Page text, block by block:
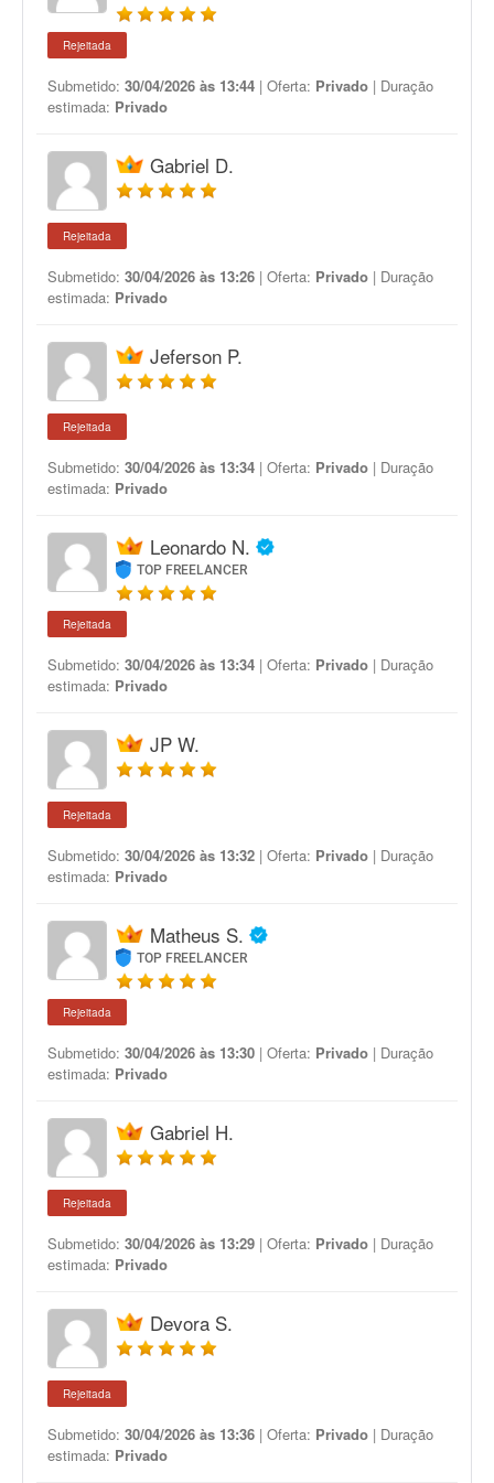
Rejeitada
Submetido: 30/04/2026 às 13:44 | Oferta: Privado | Duração
estimada: Privado
Gabriel D.
Rejeitada
Submetido: 30/04/2026 às 13:26 | Oferta: Privado | Duração
estimada: Privado
Jeferson P.
Rejeitada
Submetido: 30/04/2026 às 13:34 | Oferta: Privado | Duração
estimada: Privado
Leonardo N.
TOP FREELANCER
Rejeitada
Submetido: 30/04/2026 às 13:34 | Oferta: Privado | Duração
estimada: Privado
JP W.
Rejeitada
Submetido: 30/04/2026 às 13:32 | Oferta: Privado | Duração
estimada: Privado
Matheus S.
TOP FREELANCER
Rejeitada
Submetido: 30/04/2026 às 13:30 | Oferta: Privado | Duração
estimada: Privado
Gabriel H.
Rejeitada
Submetido: 30/04/2026 às 13:29 | Oferta: Privado | Duração
estimada: Privado
Devora S.
Rejeitada
Submetido: 30/04/2026 às 13:36 | Oferta: Privado | Duração
estimada: Privado